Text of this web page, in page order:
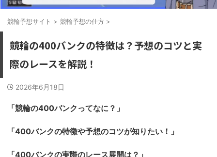
競輪予想サイト > 競輪予想の仕方 >
競輪の400バンクの特徴は？予想のコツと実
際のレースを解説！
2026年6月18日
「競輪の400バンクってなに？」
「400バンクの特徴や予想のコツが知りたい！」
「400バンクの実際のレース展開は？」